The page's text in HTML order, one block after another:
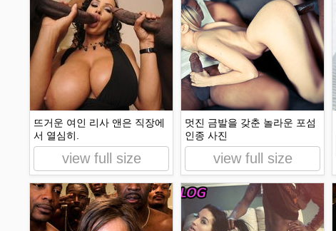
뜨거운 여인 리사 앤은 직장에
서 열심히.
view full size
멋진 금발을 갖춘 놀라운 포섬
인종 사진
view full size